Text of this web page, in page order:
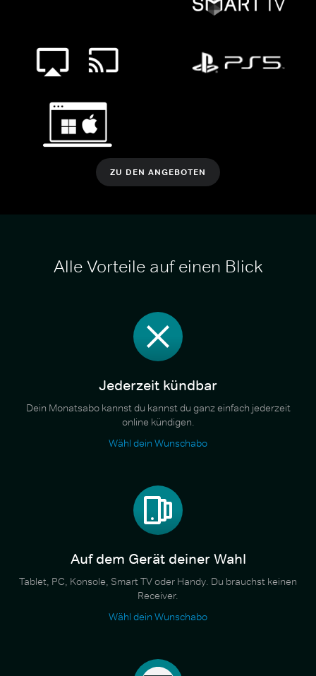
ZU DEN ANGEBOTEN
Alle Vorteile auf einen Blick
Jederzeit kündbar
Dein Monatsabo kannst du kannst du ganz einfach jederzeit
online kündigen.
Wähl dein Wunschabo
Auf dem Gerät deiner Wahl
Tablet, PC, Konsole, Smart TV oder Handy. Du brauchst keinen
Receiver.
Wähl dein Wunschabo